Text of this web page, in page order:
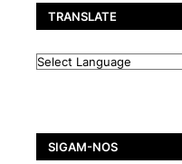
TRANSLATE
SIGAM-NOS